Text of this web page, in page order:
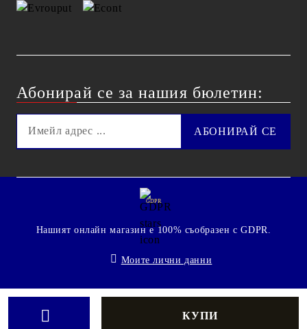
Абонирай се за нашия бюлетин:
GDPR
Нашият онлайн магазин е 100% съобразен с GDPR.
Моите лични данни